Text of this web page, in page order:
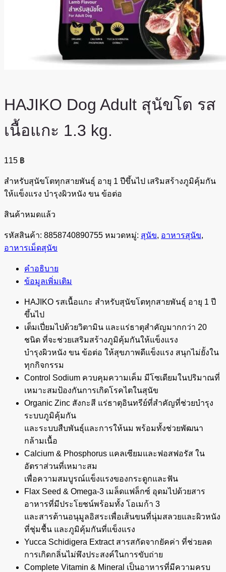
HAJIKO Dog Adult สุนัขโต รส
เนื้อแกะ 1.3 kg.
115 ฿
สำหรับสุนัขโตทุกสายพันธุ์ อายุ 1 ปีขึ้นไป เสริมสร้างภูมิคุ้มกัน
ให้แข็งแรง บำรุงผิวหนัง ขน ข้อต่อ
สินค้าหมดแล้ว
รหัสสินค้า: 8858740890755 หมวดหมู่: สุนัข, อาหารสุนัข,
อาหารเม็ดสุนัข
คำอธิบาย
ข้อมูลเพิ่มเติม
HAJIKO รสเนื้อแกะ สำหรับสุนัขโตทุกสายพันธุ์ อายุ 1 ปี
ขึ้นไป
เต็มเปี่ยมไปด้วยวิตามิน และแร่ธาตุสำคัญมากกว่า 20
ชนิด ที่จะช่วยเสริมสร้างภูมิคุ้มกันให้แข็งแรง
บำรุงผิวหนัง ขน ข้อต่อ ให้สุขภาพดีแข็งแรง สนุกไม่ยั้งใน
ทุกกิจกรรม
Control Sodium ควบคุมความเค็ม มีโซเดียมในปริมาณที่
เหมาะสมป้องกันการเกิดโรคไตในสุนัข
Organic Zinc สังกะสี แร่ธาตุอินทรีย์ที่สำคัญที่ช่วยบำรุง
ระบบภูมิคุ้มกัน
และระบบสืบพันธุ์และการให้นม พร้อมทั้งช่วยพัฒนา
กล้ามเนื้อ
Calcium & Phosphorus แคลเซียมและฟอสฟอรัส ใน
อัตราส่วนที่เหมาะสม
เพื่อความสมบูรณ์แข็งแรงของกระดูกและฟัน
Flax Seed & Omega-3 เมล็ดแฟล็กซ์ อุดมไปด้วยสาร
อาหารที่มีประโยชน์พร้อมทั้ง โอเมก้า 3
และสารต้านอนุมูลอิสระเพื่อเส้นขนที่นุ่มสลวยและผิวหนัง
ที่ชุ่มชื้น และภูมิคุ้มกันที่แข็งแรง
Yucca Schidigera Extract สารสกัดจากยัคค่า ที่ช่วยลด
การเกิดกลิ่นไม่พึงประสงค์ในการขับถ่าย
Complete Vitamin & Mineral เป็นอาหารที่มีความครบ